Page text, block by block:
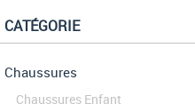
CATÉGORIE
Chaussures
Chaussures Enfant